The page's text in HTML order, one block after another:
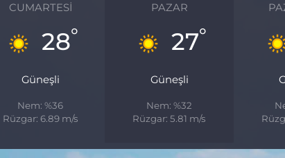
CUMARTESI
28°
Güneşli
Nem: %36
Rüzgar: 6.89 m/s
PAZAR
27°
Güneşli
Nem: %32
Rüzgar: 5.81 m/s